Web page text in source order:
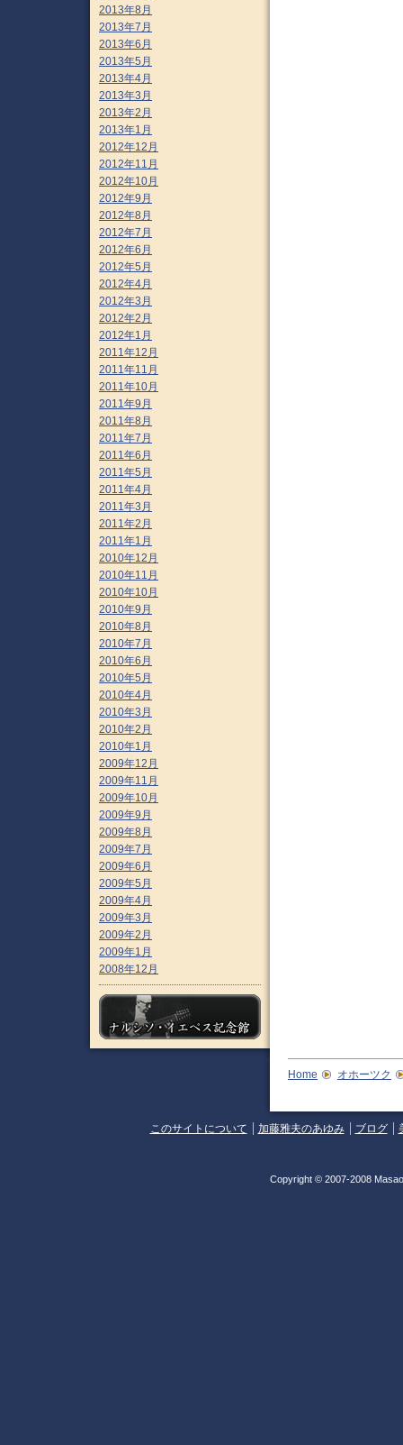
2013年8月
2013年7月
2013年6月
2013年5月
2013年4月
2013年3月
2013年2月
2013年1月
2012年12月
2012年11月
2012年10月
2012年9月
2012年8月
2012年7月
2012年6月
2012年5月
2012年4月
2012年3月
2012年2月
2012年1月
2011年12月
2011年11月
2011年10月
2011年9月
2011年8月
2011年7月
2011年6月
2011年5月
2011年4月
2011年3月
2011年2月
2011年1月
2010年12月
2010年11月
2010年10月
2010年9月
2010年8月
2010年7月
2010年6月
2010年5月
2010年4月
2010年3月
2010年2月
2010年1月
2009年12月
2009年11月
2009年10月
2009年9月
2009年8月
2009年7月
2009年6月
2009年5月
2009年4月
2009年3月
2009年2月
2009年1月
2008年12月
Home オホーツク
このサイトについて 加藤雅夫のあゆみ ブログ
Copyright © 2007-2008